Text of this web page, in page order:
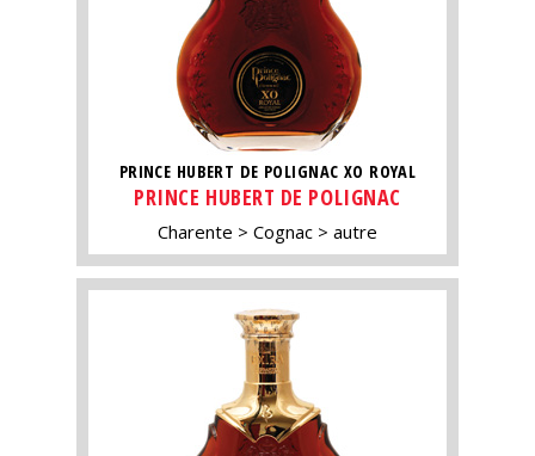
PRINCE HUBERT DE POLIGNAC XO ROYAL
PRINCE HUBERT DE POLIGNAC
Charente Cognac autre